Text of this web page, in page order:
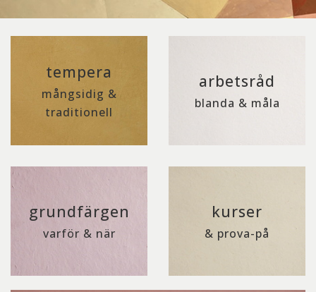
tempera
mångsidig &
traditionell
arbetsråd
blanda & måla
grundfärgen
varför & när
kurser
& prova-på